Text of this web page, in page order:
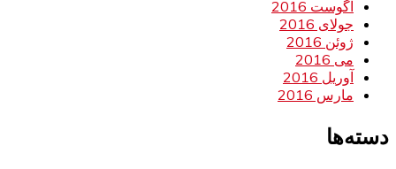
آگوست 2016
جولای 2016
ژوئن 2016
می 2016
آوریل 2016
مارس 2016
دسته‌ها